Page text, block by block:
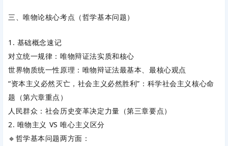
三、唯物论核心考点（哲学基本问题）
1. 基础概念速记
对立统一规律：唯物辩证法实质和核心
世界物质统一性原理：唯物辩证法最基本、最核心观点
“资本主义必然灭亡，社会主义必然胜利”：科学社会主义核心命
题 （第六章重点）
人民群众：社会历史变革决定力量 （第三章要点）
2. 唯物主义 VS 唯心主义区分
🔹哲学基本问题两方面：